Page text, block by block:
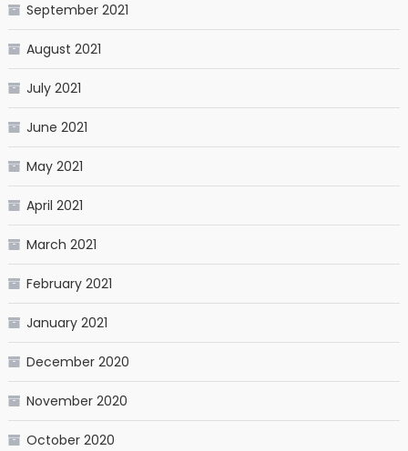
September 2021
August 2021
July 2021
June 2021
May 2021
April 2021
March 2021
February 2021
January 2021
December 2020
November 2020
October 2020